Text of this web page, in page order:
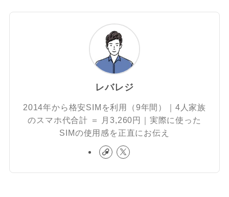
レバレジ
2014年から格安SIMを利用（9年間）｜4人家族
のスマホ代合計 ＝ 月3,260円｜実際に使った
SIMの使用感を正直にお伝え